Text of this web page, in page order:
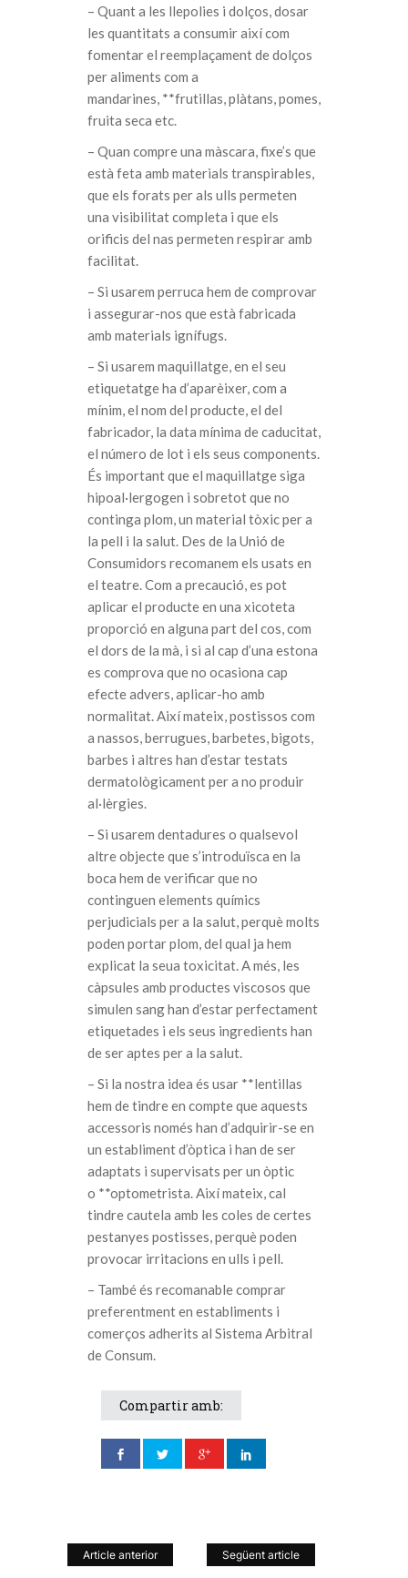
– Quant a les llepolies i dolços, dosar
les quantitats a consumir així com
fomentar el reemplaçament de dolços
per aliments com a
mandarines, **frutillas, plàtans, pomes,
fruita seca etc.
– Quan compre una màscara, fixe’s que
està feta amb materials transpirables,
que els forats per als ulls permeten
una visibilitat completa i que els
orificis del nas permeten respirar amb
facilitat.
– Si usarem perruca hem de comprovar
i assegurar-nos que està fabricada
amb materials ignífugs.
– Si usarem maquillatge, en el seu
etiquetatge ha d’aparèixer, com a
mínim, el nom del producte, el del
fabricador, la data mínima de caducitat,
el número de lot i els seus components.
És important que el maquillatge siga
hipoal·lergogen i sobretot que no
continga plom, un material tòxic per a
la pell i la salut. Des de la Unió de
Consumidors recomanem els usats en
el teatre. Com a precaució, es pot
aplicar el producte en una xicoteta
proporció en alguna part del cos, com
el dors de la mà, i si al cap d’una estona
es comprova que no ocasiona cap
efecte advers, aplicar-ho amb
normalitat. Així mateix, postissos com
a nassos, berrugues, barbetes, bigots,
barbes i altres han d’estar testats
dermatològicament per a no produir
al·lèrgies.
– Si usarem dentadures o qualsevol
altre objecte que s’introduïsca en la
boca hem de verificar que no
continguen elements químics
perjudicials per a la salut, perquè molts
poden portar plom, del qual ja hem
explicat la seua toxicitat. A més, les
càpsules amb productes viscosos que
simulen sang han d’estar perfectament
etiquetades i els seus ingredients han
de ser aptes per a la salut.
– Si la nostra idea és usar **lentillas
hem de tindre en compte que aquests
accessoris només han d’adquirir-se en
un establiment d’òptica i han de ser
adaptats i supervisats per un òptic
o **optometrista. Així mateix, cal
tindre cautela amb les coles de certes
pestanyes postisses, perquè poden
provocar irritacions en ulls i pell.
– També és recomanable comprar
preferentment en establiments i
comerços adherits al Sistema Arbitral
de Consum.
Compartir amb:
Article anterior Següent article